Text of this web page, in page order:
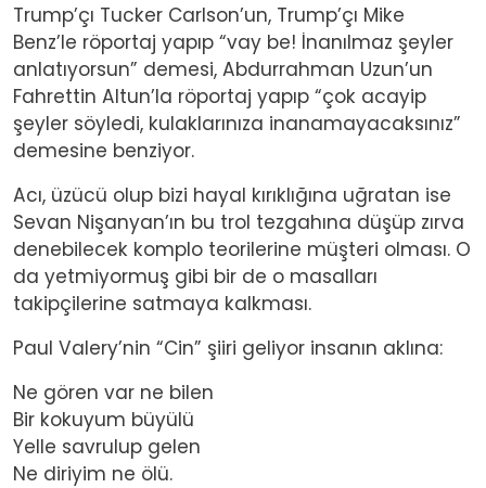
Trump’çı Tucker Carlson’un, Trump’çı Mike
Benz’le röportaj yapıp “vay be! İnanılmaz şeyler
anlatıyorsun” demesi, Abdurrahman Uzun’un
Fahrettin Altun’la röportaj yapıp “çok acayip
şeyler söyledi, kulaklarınıza inanamayacaksınız”
demesine benziyor.
Acı, üzücü olup bizi hayal kırıklığına uğratan ise
Sevan Nişanyan’ın bu trol tezgahına düşüp zırva
denebilecek komplo teorilerine müşteri olması. O
da yetmiyormuş gibi bir de o masalları
takipçilerine satmaya kalkması.
Paul Valery’nin “Cin” şiiri geliyor insanın aklına:
Ne gören var ne bilen
Bir kokuyum büyülü
Yelle savrulup gelen
Ne diriyim ne ölü.